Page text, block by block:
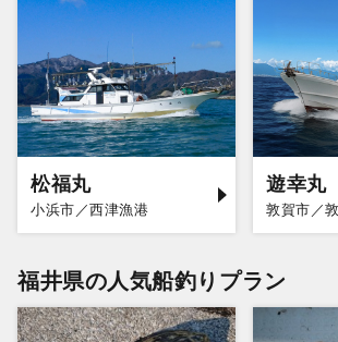
松福丸
小浜市／西津漁港
遊幸丸
敦賀市／
福井県の人気船釣りプラン